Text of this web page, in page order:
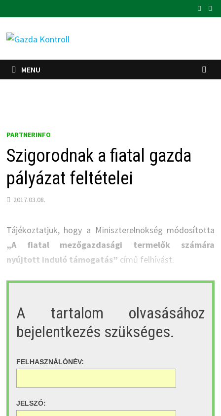
to
content
MENU
PARTNERINFO
Szigorodnak a fiatal gazda
pályázat feltételei
2017.03.08.
Tájékoztatjuk, hogy a Miniszterelnökség módosította
„A fiatal mezőgazdasági termelők számára
nyújtott induló támogatás” című felhívást.
A tartalom olvasásához
bejelentkezés szükséges.
FELHASZNÁLÓNÉV:
JELSZÓ: